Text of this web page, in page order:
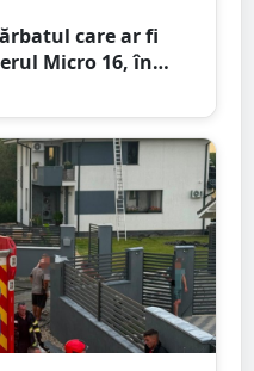
care ar fi
Micro 16, în